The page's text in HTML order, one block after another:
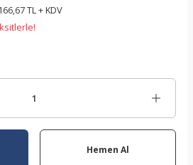
TL + KDV
Hemen Al